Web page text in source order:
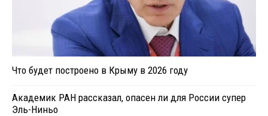
Что будет построено в Крыму в 2026 году
Академик РАН рассказал, опасен ли для России супер
Эль-Ниньо